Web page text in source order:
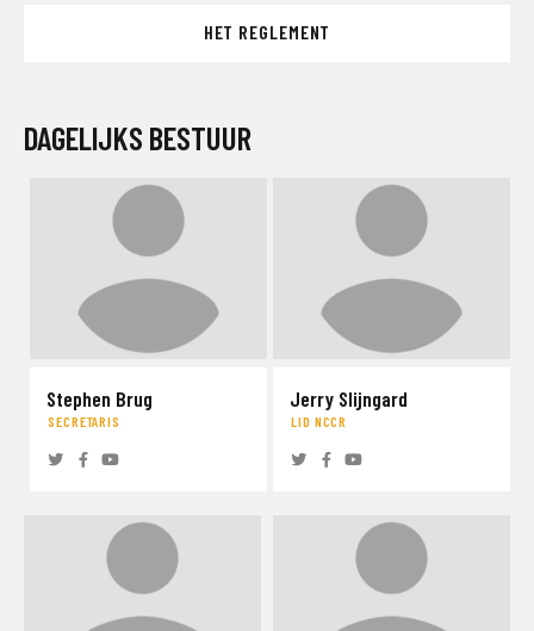
HET REGLEMENT
DAGELIJKS BESTUUR
Stephen Brug
SECRETARIS
Jerry Slijngard
LID NCCR